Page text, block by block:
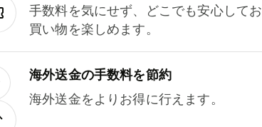
手数料を気にせず、どこでも安心してお
買い物を楽しめます。
海外送金の手数料を節約
海外送金をよりお得に行えます。